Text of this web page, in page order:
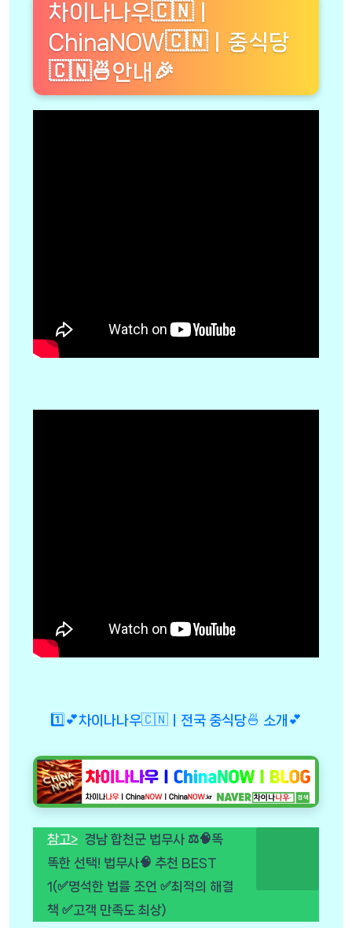
차이나나우🇨🇳ㅣ
ChinaNOW🇨🇳ㅣ중식당
🇨🇳🍜안내🎉
1️⃣💕차이나나우🇨🇳ㅣ전국 중식당🍜 소개💕
참고> 경남 합천군 법무사 ⚖️🧠똑
똑한 선택! 법무사🧠 추천 BEST
1(✅명석한 법률 조언 ✅최적의 해결
책 ✅고객 만족도 최상)